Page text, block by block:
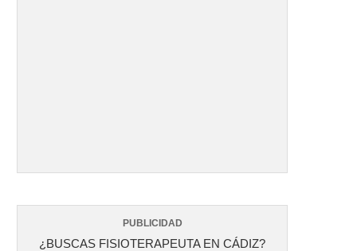
PUBLICIDAD
¿BUSCAS FISIOTERAPEUTA EN CÁDIZ?